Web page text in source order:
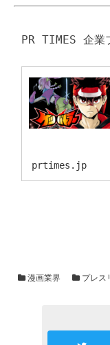
prtimes.jp
漫画業界 プレス